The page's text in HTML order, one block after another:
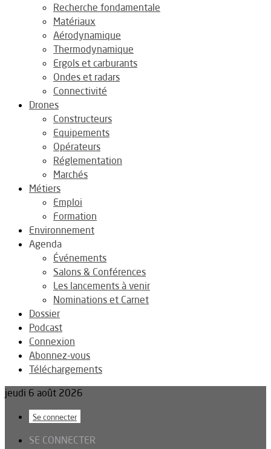
Recherche fondamentale
Matériaux
Aérodynamique
Thermodynamique
Ergols et carburants
Ondes et radars
Connectivité
Drones
Constructeurs
Equipements
Opérateurs
Réglementation
Marchés
Métiers
Emploi
Formation
Environnement
Agenda
Événements
Salons & Conférences
Les lancements à venir
Nominations et Carnet
Dossier
Podcast
Connexion
Abonnez-vous
Téléchargements
jeudi 6 août 2026
Se connecter
SE CONNECTER